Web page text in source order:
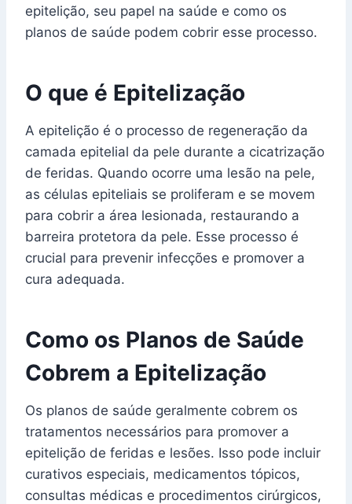
epitelição, seu papel na saúde e como os
planos de saúde podem cobrir esse processo.
O que é Epitelização
A epitelição é o processo de regeneração da
camada epitelial da pele durante a cicatrização
de feridas. Quando ocorre uma lesão na pele,
as células epiteliais se proliferam e se movem
para cobrir a área lesionada, restaurando a
barreira protetora da pele. Esse processo é
crucial para prevenir infecções e promover a
cura adequada.
Como os Planos de Saúde
Cobrem a Epitelização
Os planos de saúde geralmente cobrem os
tratamentos necessários para promover a
epitelição de feridas e lesões. Isso pode incluir
curativos especiais, medicamentos tópicos,
consultas médicas e procedimentos cirúrgicos,